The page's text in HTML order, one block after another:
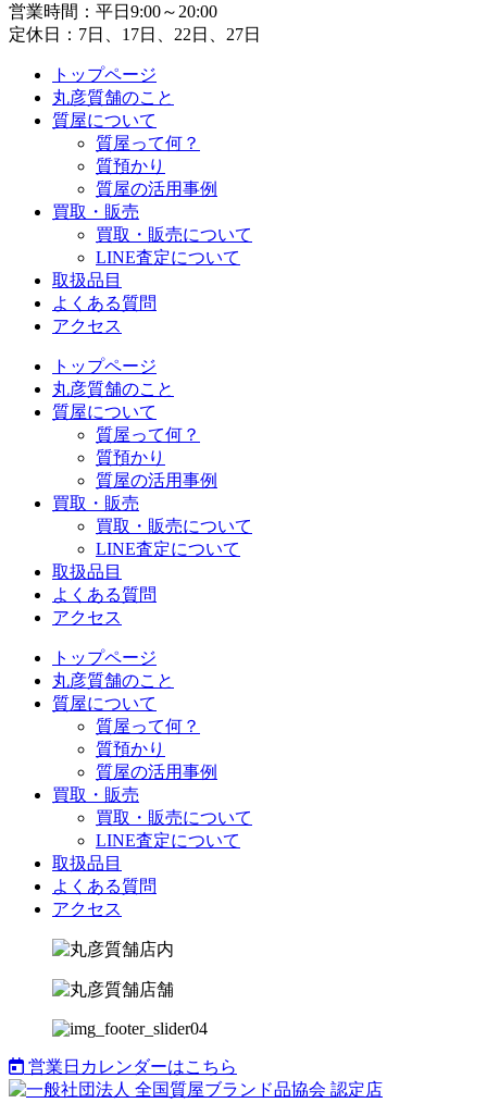
営業時間：平日9:00～20:00
定休日：7日、17日、22日、27日
トップページ
丸彦質舗のこと
質屋について
質屋って何？
質預かり
質屋の活用事例
買取・販売
買取・販売について
LINE査定について
取扱品目
よくある質問
アクセス
トップページ
丸彦質舗のこと
質屋について
質屋って何？
質預かり
質屋の活用事例
買取・販売
買取・販売について
LINE査定について
取扱品目
よくある質問
アクセス
トップページ
丸彦質舗のこと
質屋について
質屋って何？
質預かり
質屋の活用事例
買取・販売
買取・販売について
LINE査定について
取扱品目
よくある質問
アクセス
営業日カレンダーはこちら